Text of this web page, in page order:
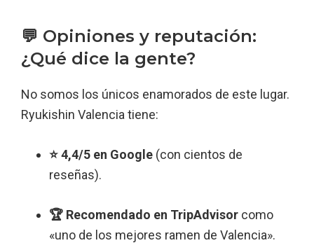
💬 Opiniones y reputación:
¿Qué dice la gente?
No somos los únicos enamorados de este lugar.
Ryukishin Valencia tiene:
⭐ 4,4/5 en Google (con cientos de
reseñas).
🏆 Recomendado en TripAdvisor como
«uno de los mejores ramen de Valencia».